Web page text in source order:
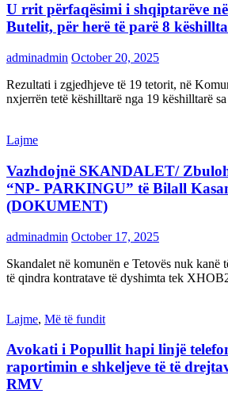
U rrit përfaqësimi i shqiptarëve
Butelit, për herë të parë 8
adminadmin October 20, 2025
Rezultati i zgjedhjeve të 19 tetorit, në
nxjerrën tetë këshilltarë nga 19 këshilltarë
Lajme
Vazhdojnë SKANDALET/
“NP- PARKINGU” të Bilall
(DOKUMENT)
adminadmin October 17, 2025
Skandalet në komunën e Tetovës nuk kanë
të qindra kontratave të dyshimta tek
Lajme, Më të fundit
Avokati i Popullit hapi linjë
raportimin e shkeljeve të të
RMV